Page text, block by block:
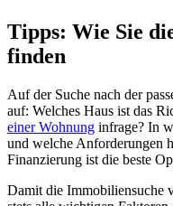
Tipps: Wie Sie
finden
Auf der Suche nach der
auf: Welches Haus ist das
einer Wohnung infrage? In
und welche Anforderungen
Finanzierung ist die beste
Damit die Immobiliensuche